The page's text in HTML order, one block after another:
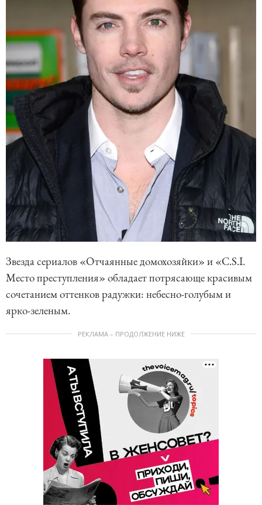
Звезда сериалов «Отчаянные домохозяйки» и «C.S.I.
Место преступления» обладает потрясающе красивым
сочетанием оттенков радужки: небесно-голубым и
ярко-зеленым.
РЕКЛАМА – ПРОДОЛЖЕНИЕ НИЖЕ